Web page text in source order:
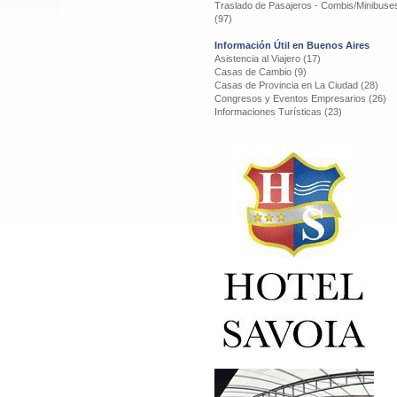
Traslado de Pasajeros - Combis/
(97)
Información Útil en Buenos Aires
Asistencia al Viajero (17)
Casas de Cambio (9)
Casas de Provincia en La Ciudad (28)
Congresos y Eventos Empresarios (26)
Informaciones Turísticas (23)